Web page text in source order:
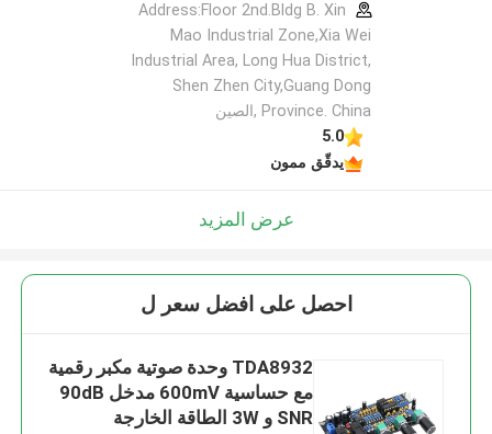
Address:Floor 2nd.Bldg B. Xin
Mao Industrial Zone,Xia Wei
Industrial Area, Long Hua District,
Shen Zhen City,Guang Dong
Province. China ,الصين
5.0
يدقّق ممون
عرض المزيد
احصل على افضل سعر ل
TDA8932 وحدة صوتية مكبر رقمية
مع حساسية 600mV مدخل 90dB
SNR و 3W الطاقة الخارجة